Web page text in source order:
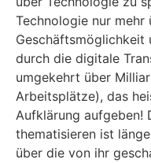
Technologie nur mehr
Geschäftsmöglichkeit
durch die digitale
umgekehrt über
Arbeitsplätze), das
Aufklärung aufgeben!
thematisieren ist
über die von ihr